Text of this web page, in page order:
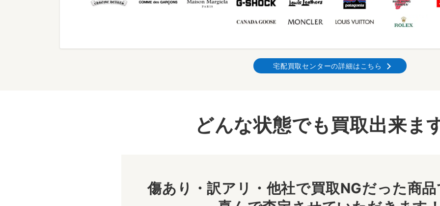
宅配買取センターの詳細はこちら
どんな状態でも買取出来ま
傷あり・訳アリ・他社で買取NGだった商